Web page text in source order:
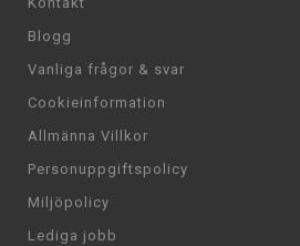
Blogg
Vanliga frågor & svar
Cookieinformation
Allmänna Villkor
Personuppgiftspolicy
Miljöpolicy
Lediga jobb